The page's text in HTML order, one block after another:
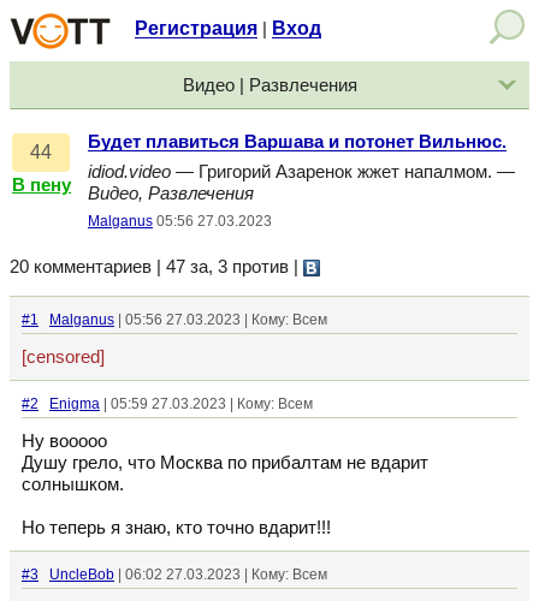
Регистрация Вход
Видео | Развлечения
44
В пену
Будет плавиться Варшава и потонет Вильнюс.
idiod.video — Григорий Азаренок жжет напалмом. —
Видео, Развлечения
Malganus 05:56 27.03.2023
20 комментариев | 47 за, 3 против
#1 Malganus | 05:56 27.03.2023 | Кому: Всем
[censored]
#2 Enigma | 05:59 27.03.2023 | Кому: Всем
Ну вооооо
Душу грело, что Москва по прибалтам не вдарит
солнышком.
Но теперь я знаю, кто точно вдарит!!!
#3 UncleBob | 06:02 27.03.2023 | Кому: Всем